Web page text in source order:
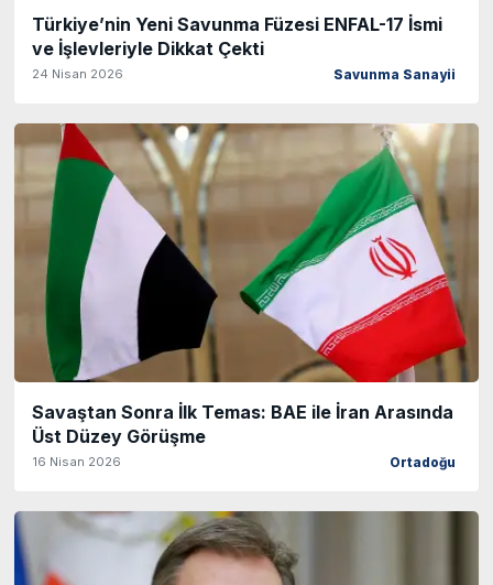
Türkiye’nin Yeni Savunma Füzesi ENFAL-17 İsmi
ve İşlevleriyle Dikkat Çekti
24 Nisan 2026 Savunma Sanayii
Savaştan Sonra İlk Temas: BAE ile İran Arasında
Üst Düzey Görüşme
16 Nisan 2026 Ortadoğu